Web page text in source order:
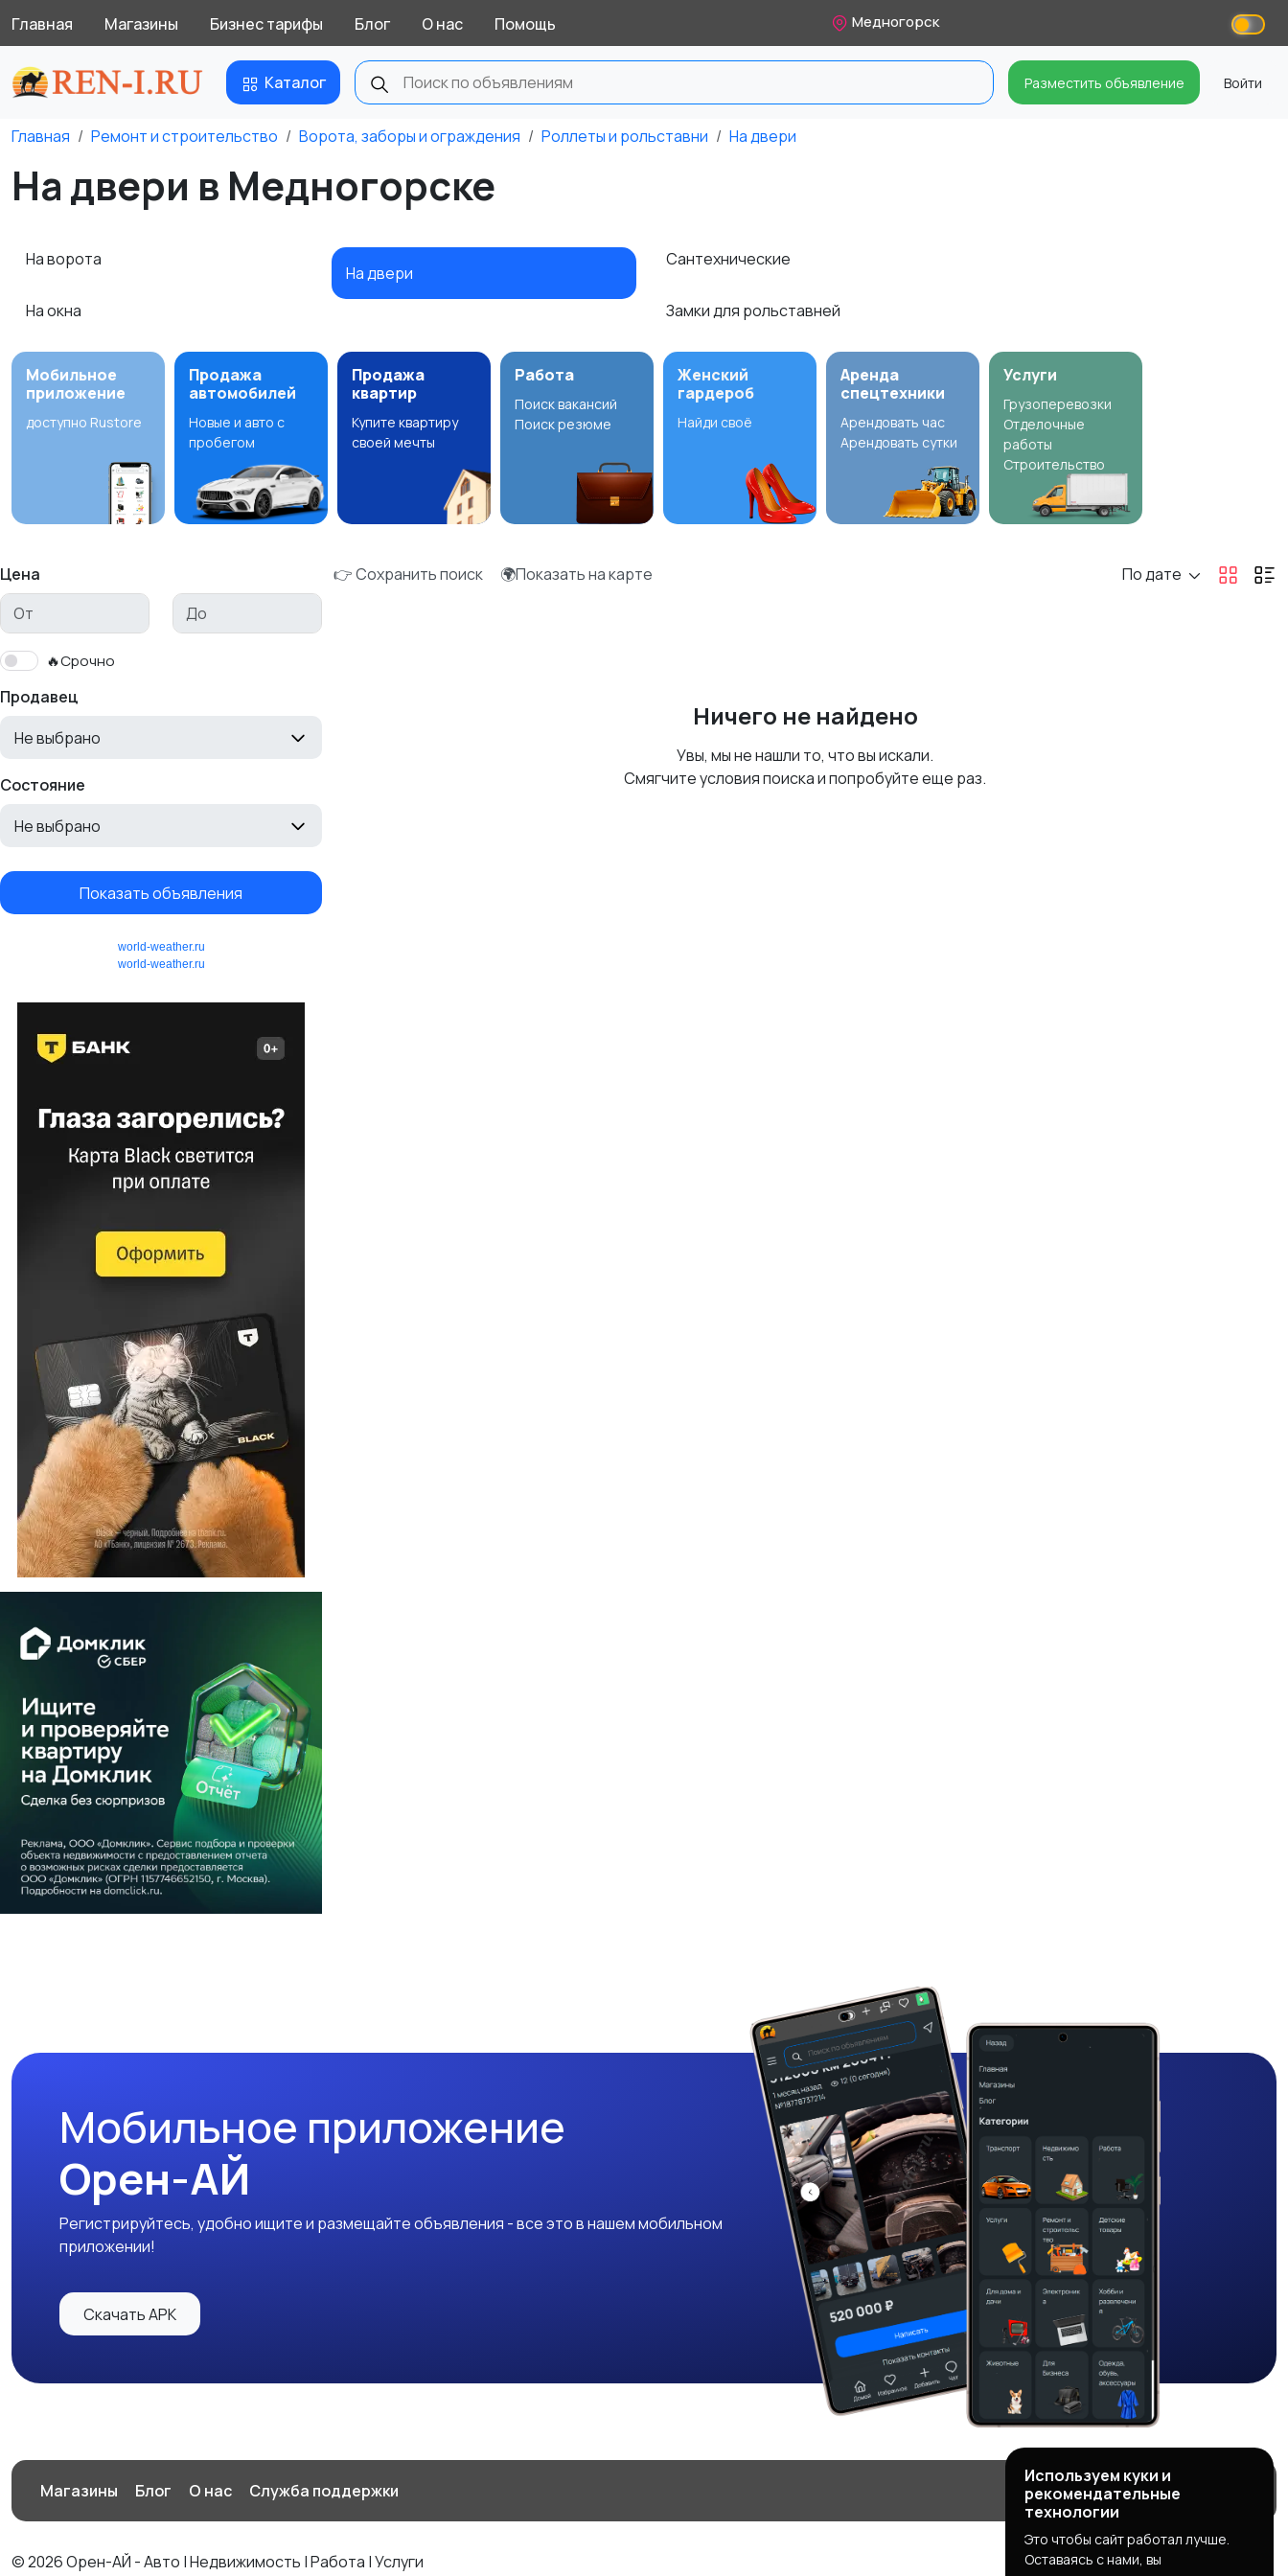
Главная Магазины Бизнес тарифы Блог О нас Помощь Медногорск
Каталог Разместить объявление Войти
Главная Ремонт и строительство Ворота, заборы и ограждения Роллеты и рольставни На двери
На двери в Медногорске
На ворота
На окна
На двери
Сантехнические
Замки для рольставней
Мобильное
приложение
доступно Rustore
Продажа
автомобилей
Новые и авто с
пробегом
Продажа
квартир
Купите квартиру
своей мечты
Работа
Поиск вакансий
Поиск резюме
Женский
гардероб
Найди своё
Аренда
спецтехники
Арендовать час
Арендовать сутки
Услуги
Грузоперевозки
Отделочные
работы
Строительство
Цена
🔥Срочно
Продавец
Не выбрано
Состояние
Не выбрано
Показать объявления
world-weather.ru
world-weather.ru
👉 Сохранить поиск 🌍Показать на карте По дате
Ничего не найдено
Увы, мы не нашли то, что вы искали.
Смягчите условия поиска и попробуйте еще раз.
Мобильное приложение
Орен-АЙ
Регистрируйтесь, удобно ищите и размещайте объявления - все это в нашем мобильном
приложении!
Скачать APK
Магазины Блог О нас Служба поддержки
© 2026 Орен-АЙ - Авто | Недвижимость | Работа | Услуги
Используем куки и
рекомендательные
технологии
Это чтобы сайт работал лучше.
Оставаясь с нами, вы